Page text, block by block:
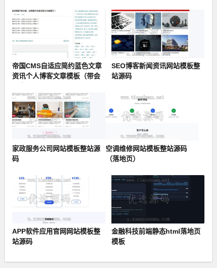
帝国CMS自适应简约蓝色文章
资讯个人博客文章模板（带会
SEO博客新闻资讯网站模板整
站源码
家政服务公司网站模板整站源
码
空调维修网站模板整站源码
（落地页）
APP软件应用官网网站模板整
站源码
金融科技前端静态html落地页
模板